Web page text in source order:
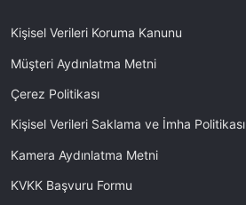
Kişisel Verileri Koruma Kanunu
Müşteri Aydınlatma Metni
Çerez Politikası
Kişisel Verileri Saklama ve İmha Politikası
Kamera Aydınlatma Metni
KVKK Başvuru Formu